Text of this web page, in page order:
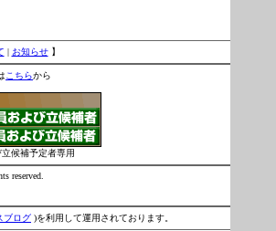
| お知らせ】
こちらから
候補予定者専用
reserved.
ブログ )を利用して運用されております。